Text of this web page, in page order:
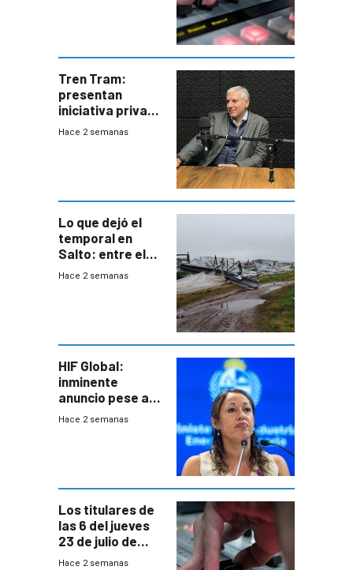
Tren Tram:
presentan
iniciativa privada
para una red de
Hace 2 semanas
Lo que dejó el
temporal en
Salto: entre el
impacto
Hace 2 semanas
HIF Global:
inminente
anuncio pese a
declaración de
gobierno
Hace 2 semanas
Los titulares de
las 6 del jueves
23 de julio de
2026
Hace 2 semanas